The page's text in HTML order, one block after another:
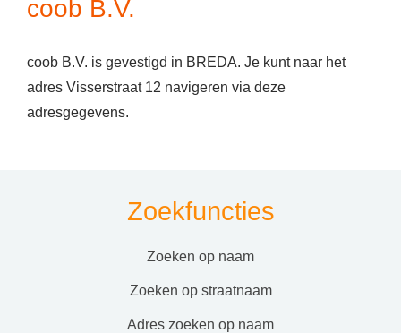
coob B.V.
coob B.V. is gevestigd in BREDA. Je kunt naar het
adres Visserstraat 12 navigeren via deze
adresgegevens.
Zoekfuncties
zoeken op naam
zoeken op straatnaam
adres zoeken op naam